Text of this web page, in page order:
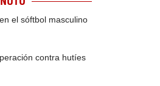
el sóftbol masculino
contra hutíes